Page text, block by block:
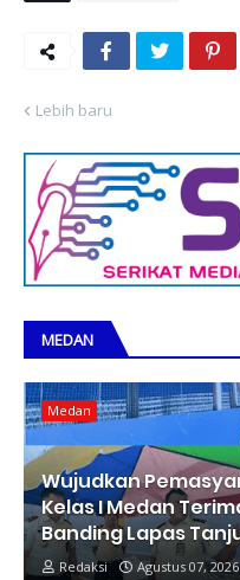
Lebih baru
MEDAN
Medan
Wujudkan
Kelas I Medan
Banding Lapas
Redaksi Agustus 07, 2026